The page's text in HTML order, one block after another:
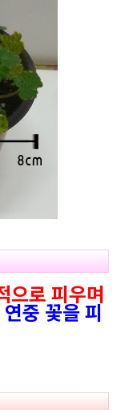
으로 피우며
중 꽃을 피